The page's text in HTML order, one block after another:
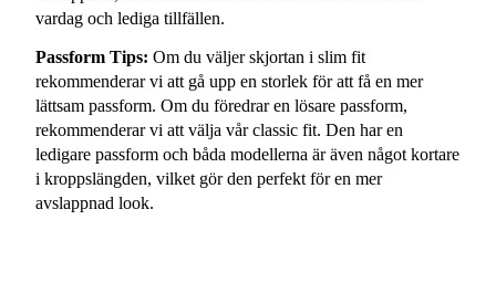
vardag och lediga tillfällen.
Passform Tips: Om du väljer skjortan i slim fit
rekommenderar vi att gå upp en storlek för att få en mer
lättsam passform. Om du föredrar en lösare passform,
rekommenderar vi att välja vår classic fit. Den har en
ledigare passform och båda modellerna är även något kortare
i kroppslängden, vilket gör den perfekt för en mer
avslappnad look.